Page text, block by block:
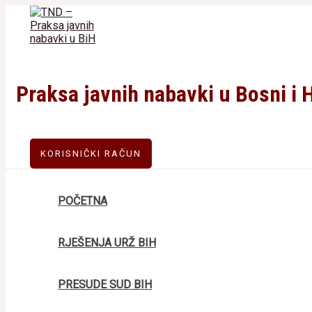
content
Praksa javnih nabavki u Bosni i
KORISNIČKI RAČUN
POČETNA
RJEŠENJA URŽ BIH
PRESUDE SUD BIH